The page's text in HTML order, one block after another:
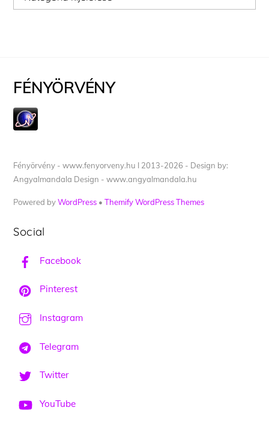
FÉNYÖRVÉNY
Fényörvény - www.fenyorveny.hu I 2013-2026 - Design by:
Angyalmandala Design - www.angyalmandala.hu
Powered byWordPress •Themify WordPress Themes
Social
Facebook
Pinterest
Instagram
Telegram
Twitter
YouTube